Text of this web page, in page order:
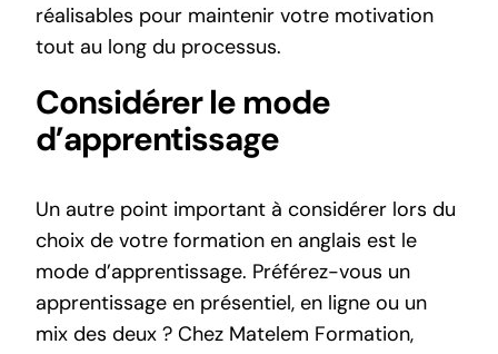
réalisables pour maintenir votre motivation
tout au long du processus.
Considérer le mode
d’apprentissage
Un autre point important à considérer lors du
choix de votre formation en anglais est le
mode d’apprentissage. Préférez-vous un
apprentissage en présentiel, en ligne ou un
mix des deux ? Chez Matelem Formation,